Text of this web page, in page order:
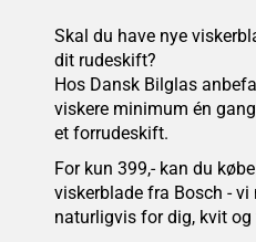
Skal du have nye
dit rudeskift?
Hos Dansk Bilglas
viskere minimum én
et forrudeskift.
For kun 399,- kan du
viskerblade fra Bosch - vi
naturligvis for dig, kvit og